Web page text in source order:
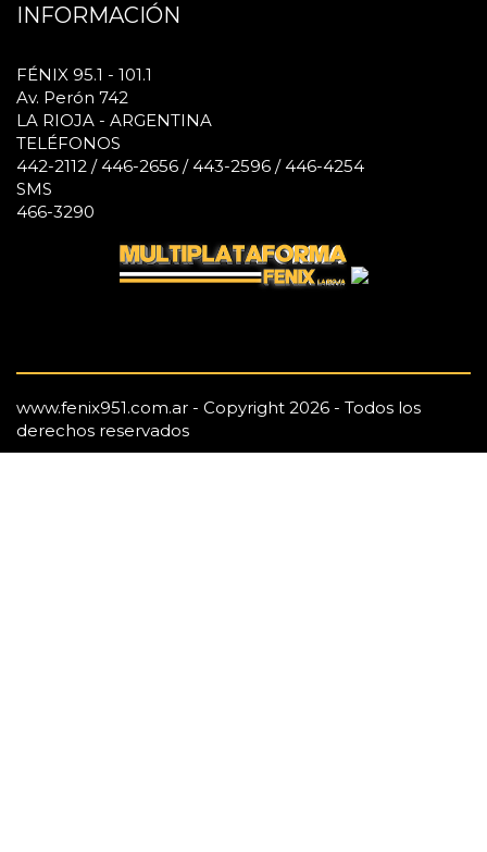
INFORMACIÓN
FÉNIX 95.1 - 101.1
Av. Perón 742
LA RIOJA - ARGENTINA
TELÉFONOS
442-2112 / 446-2656 / 443-2596 / 446-4254
SMS
466-3290
www.fenix951.com.ar - Copyright 2026 - Todos los
derechos reservados